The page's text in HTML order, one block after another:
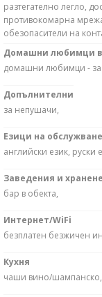
разтегателно легло,
противокомарна
обезопасители на
Домашни любимци в
домашни любимци -
Допълнителни
за непушачи,
Езици на обслужване
английски език, руски
Заведения и хранене
бар в обекта,
Интернет/WiFi
безплатен безжичен
Кухня
чаши вино/шампанско,